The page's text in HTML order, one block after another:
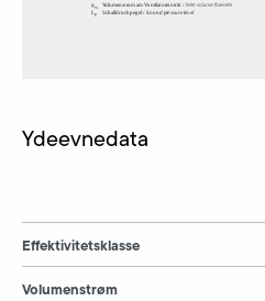
Ydeevnedata
Effektivitetsklasse
Volumenstrøm